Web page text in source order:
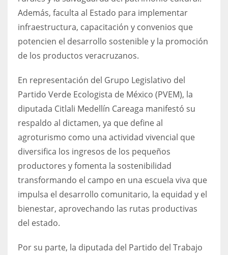
Además, faculta al Estado para implementar
infraestructura, capacitación y convenios que
potencien el desarrollo sostenible y la promoción
de los productos veracruzanos.
En representación del Grupo Legislativo del
Partido Verde Ecologista de México (PVEM), la
diputada Citlali Medellín Careaga manifestó su
respaldo al dictamen, ya que define al
agroturismo como una actividad vivencial que
diversifica los ingresos de los pequeños
productores y fomenta la sostenibilidad
transformando el campo en una escuela viva que
impulsa el desarrollo comunitario, la equidad y el
bienestar, aprovechando las rutas productivas
del estado.
Por su parte, la diputada del Partido del Trabajo